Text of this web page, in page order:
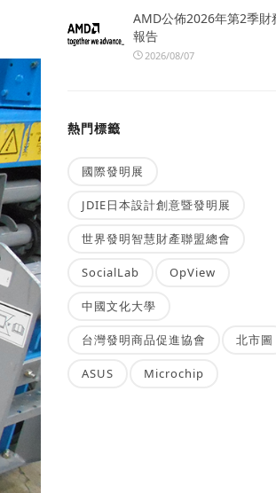
AMD公佈2026年第2季財
報告
2026/08/07
熱門標籤
國際發明展
JDIE日本設計創意暨發明展
世界發明智慧財產聯盟總會
SocialLab OpView
中國文化大學
台灣發明商品促進協會 北市圖
ASUS Microchip